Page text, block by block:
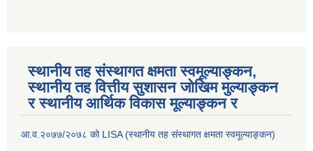
स्थानीय तह संस्थागत क्षमता स्वमूल्याङ्कन,
स्थानीय तह वित्तीय सुशासन जोखिम मुल्याङ्कन
र स्थानीय आर्थिक विकास मूल्याङ्कन र
आ.व.२०७७/२०७८ को LISA (स्थानीय तह संस्थागत क्षमता स्वमूल्याङ्कन)